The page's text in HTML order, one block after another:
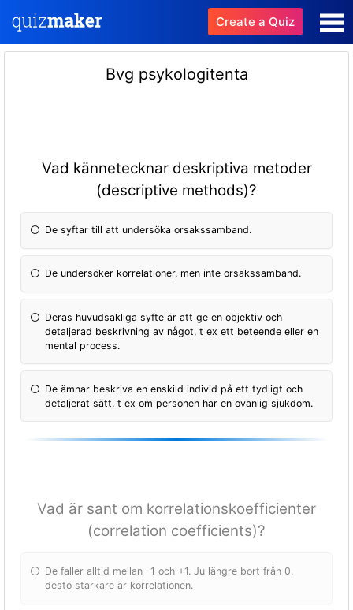
Create a Quiz
Bvg psykologitenta
Vad kännetecknar deskriptiva metoder
(descriptive methods)?
De syftar till att undersöka orsakssamband.
De undersöker korrelationer, men inte orsakssamband.
Deras huvudsakliga syfte är att ge en objektiv och
detaljerad beskrivning av något, t ex ett beteende eller en
mental process.
De ämnar beskriva en enskild individ på ett tydligt och
detaljerat sätt, t ex om personen har en ovanlig sjukdom.
Vad är sant om korrelationskoefficienter
(correlation coefficients)?
De faller alltid mellan -1 och +1. Ju längre bort från 0,
desto starkare är korrelationen.